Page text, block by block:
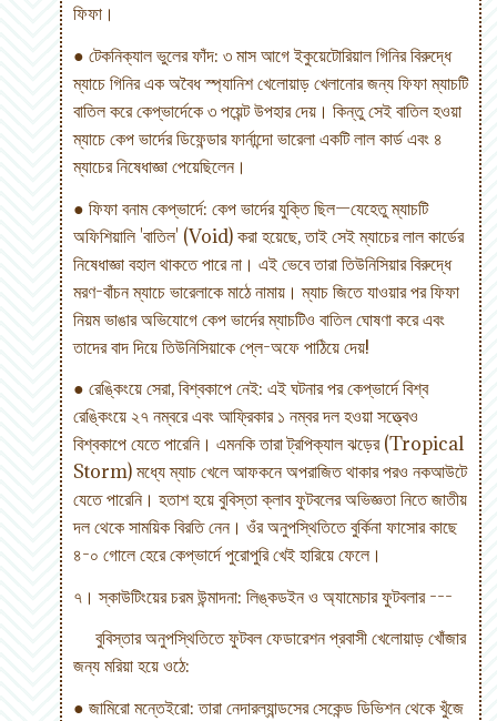
ফিফা।
● টেকনিক্যাল ভুলের ফাঁদ: ৩ মাস আগে ইকুয়েটোরিয়াল গিনির বিরুদ্ধে
ম্যাচে গিনির এক অবৈধ স্প্যানিশ খেলোয়াড় খেলানোর জন্য ফিফা ম্যাচটি
বাতিল করে কেপ্ভার্দেকে ৩ পয়েন্ট উপহার দেয়। কিন্তু সেই বাতিল হওয়া
ম্যাচে কেপ ভার্দের ডিফেন্ডার ফার্নান্দো ভারেলা একটি লাল কার্ড এবং ৪
ম্যাচের নিষেধাজ্ঞা পেয়েছিলেন।
● ফিফা বনাম কেপ্ভার্দে: কেপ ভার্দের যুক্তি ছিল—যেহেতু ম্যাচটি
অফিশিয়ালি 'বাতিল' (Void) করা হয়েছে, তাই সেই ম্যাচের লাল কার্ডের
নিষেধাজ্ঞা বহাল থাকতে পারে না। এই ভেবে তারা তিউনিসিয়ার বিরুদ্ধে
মরণ-বাঁচন ম্যাচে ভারেলাকে মাঠে নামায়। ম্যাচ জিতে যাওয়ার পর ফিফা
নিয়ম ভাঙার অভিযোগে কেপ ভার্দের ম্যাচটিও বাতিল ঘোষণা করে এবং
তাদের বাদ দিয়ে তিউনিসিয়াকে প্লে-অফে পাঠিয়ে দেয়!
● রেঙ্কিংয়ে সেরা, বিশ্বকাপে নেই: এই ঘটনার পর কেপ্ভার্দে বিশ্ব
রেঙ্কিংয়ে ২৭ নম্বরে এবং আফ্রিকার ১ নম্বর দল হওয়া সত্ত্বেও
বিশ্বকাপে যেতে পারেনি। এমনকি তারা ট্রপিক্যাল ঝড়ের (Tropical
Storm) মধ্যে ম্যাচ খেলে আফকনে অপরাজিত থাকার পরও নকআউটে
যেতে পারেনি। হতাশ হয়ে বুবিস্তা ক্লাব ফুটবলের অভিজ্ঞতা নিতে জাতীয়
দল থেকে সাময়িক বিরতি নেন। ওঁর অনুপস্থিতিতে বুর্কিনা ফাসোর কাছে
৪-০ গোলে হেরে কেপ্ভার্দে পুরোপুরি খেই হারিয়ে ফেলে।
৭। স্কাউটিংয়ের চরম উন্মাদনা: লিঙ্কডইন ও অ্যামেচার ফুটবলার ---
বুবিস্তার অনুপস্থিতিতে ফুটবল ফেডারেশন প্রবাসী খেলোয়াড় খোঁজার
জন্য মরিয়া হয়ে ওঠে:
● জামিরো মন্তেইরো: তারা নেদারল্যান্ডসের সেকেন্ড ডিভিশন থেকে খুঁজে